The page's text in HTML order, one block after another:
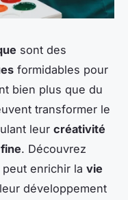
sont des
formidables pour
bien plus que du
transformer le
leur créativité
. Découvrez
peut enrichir la vie
développement